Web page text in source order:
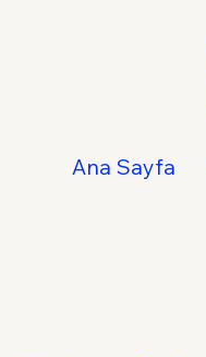
Ana Sayfa